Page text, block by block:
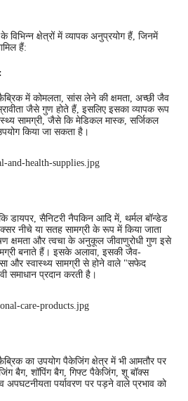
विभिन्न क्षेत्रों में व्यापक अनुप्रयोग हैं, जिनमें
हैं:
में कोमलता, सांस लेने की क्षमता, अच्छी जैव
जैसे गुण होते हैं, इसलिए इसका व्यापक रूप
सामग्री, जैसे कि मेडिकल मास्क, सर्जिकल
किया जा सकता है।
डायपर, सैनिटरी नैपकिन आदि में, थर्मल बॉन्डेड
नीचे या सतह सामग्री के रूप में किया जाता
क्षमता और त्वचा के अनुकूल जीवाणुरोधी गुण इसे
बनाते हैं। इसके अलावा, इसकी जैव-
और स्वास्थ्य सामग्री से होने वाले "सफेद
समाधान प्रदान करती है।
का उपयोग पैकेजिंग क्षेत्र में भी आमतौर पर
बैग, शॉपिंग बैग, गिफ्ट पैकेजिंग, शू बॉक्स
पर्यावरण पर पड़ने वाले प्रभाव को